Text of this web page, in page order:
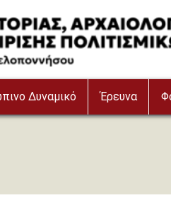
Δυναμικό Έρευνα